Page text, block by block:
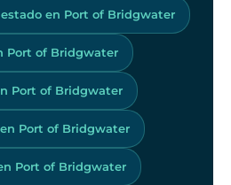
en Port of Bridgwater
Port of Bridgwater
Port of Bridgwater
Port of Bridgwater
Port of Bridgwater